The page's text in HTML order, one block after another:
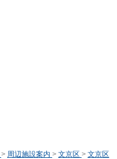
> 周辺施設案内 > 文京区 > 文京区